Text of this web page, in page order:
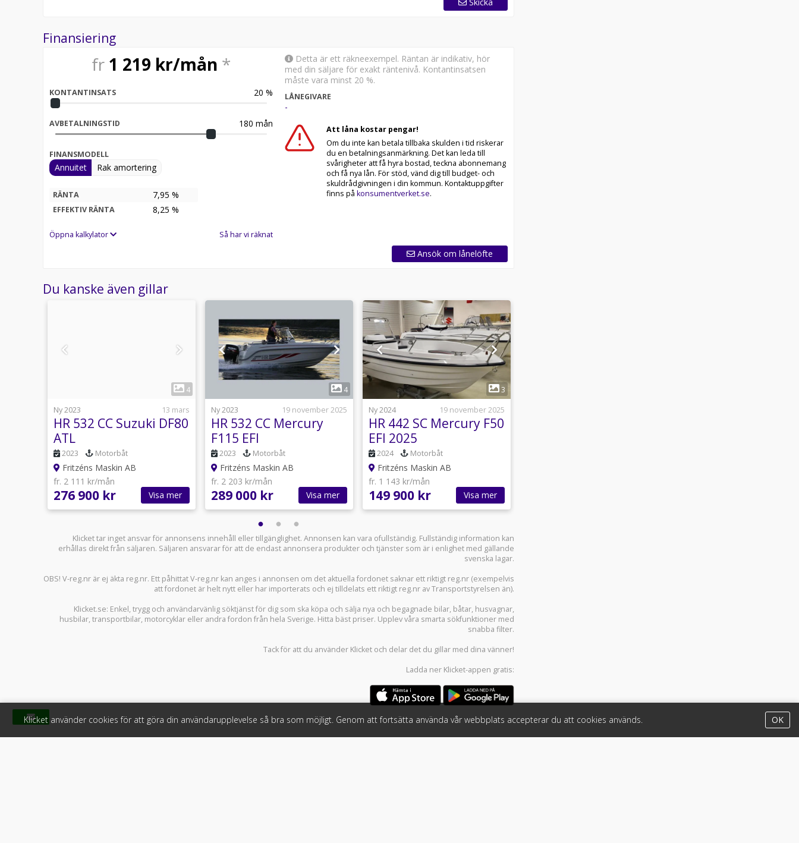
Finansiering
fr 1 219 kr/mån *
KONTANTINSATS 20 %
AVBETALNINGSTID 180 mån
FINANSMODELL
Annuitet Rak amortering
RÄNTA 7,95 %
EFFEKTIV RÄNTA 8,25 %
Öppna kalkylator Så har vi räknat
Detta är ett räkneexempel. Räntan är indikativ, hör
med din säljare för exakt räntenivå. Kontantinsatsen
måste vara minst 20 %.
LÅNEGIVARE
-
Att låna kostar pengar!
Om du inte kan betala tillbaka skulden i tid riskerar
du en betalningsanmärkning. Det kan leda till
svårigheter att få hyra bostad, teckna abonnemang
och få nya lån. För stöd, vänd dig till budget- och
skuldrådgivningen i din kommun. Kontaktuppgifter
finns på konsumentverket.se.
Ansök om lånelöfte
Du kanske även gillar
4
Ny 2023
13 mars
HR 532 CC Suzuki DF80
ATL
2023 Motorbåt
Fritzéns Maskin AB
fr. 2 111 kr/mån
276 900 kr Visa mer
4
Ny 2023
19 november 2025
HR 532 CC Mercury
F115 EFI
2023 Motorbåt
Fritzéns Maskin AB
fr. 2 203 kr/mån
289 000 kr Visa mer
1
3
Ny 2024
19 november 2025
HR 442 SC Mercury F50
EFI 2025
Utställningsbåt
2024 Motorbåt
Fritzéns Maskin AB
fr. 1 143 kr/mån
149 900 kr Visa mer
Klicket tar inget ansvar för annonsens innehåll eller tillgänglighet. Annonsen kan vara ofullständig. Fullständig information kan
erhållas direkt från säljaren. Säljaren ansvarar för att de endast annonsera produkter och tjänster som är i enlighet med gällande
svenska lagar.
OBS! V-reg.nr är ej äkta reg.nr. Ett påhittat V-reg.nr kan anges i annonsen om det aktuella fordonet saknar ett riktigt reg.nr (exempelvis
att fordonet är helt nytt eller har importerats och ej tilldelats ett riktigt reg.nr av Transportstyrelsen än).
Klicket.se: Enkel, trygg och användarvänlig söktjänst för dig som ska köpa och sälja nya och begagnade bilar, båtar, husvagnar,
husbilar,transportbilar, motorcyklar eller andra fordon från hela Sverige. Hitta bäst priser. Upplev våra smarta sökfunktioner med
snabba filter.
Tack för att du använder Klicket och delar det du gillar med dina vänner!
Ladda ner Klicket-appen gratis:
Klicket använder cookies för att göra din användarupplevelse så bra som möjligt. Genom att fortsätta använda vår webbplats accepterar du att cookies används. OK